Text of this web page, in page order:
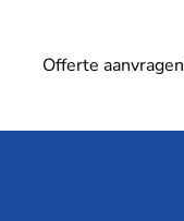
Offerte aanvragen